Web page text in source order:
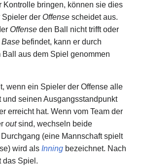
Kontrolle bringen, können sie dies
Spieler der Offense scheidet aus.
Offense den Ball nicht trifft oder
Base befindet, kann er durch
Ball aus dem Spiel genommen
wenn ein Spieler der Offense alle
und seinen Ausgangsstandpunkt
erreicht hat. Wenn vom Team der
outsind, wechseln beide
(eine Mannschaft spielt
wird als Inning bezeichnet. Nach
das Spiel.